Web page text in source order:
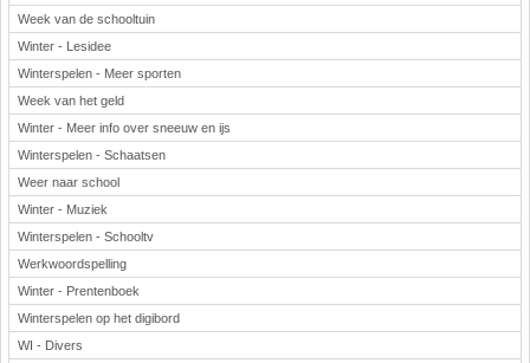
Week van de schooltuin
Winter - Lesidee
Winterspelen - Meer sporten
Week van het geld
Winter - Meer info over sneeuw en ijs
Winterspelen - Schaatsen
Weer naar school
Winter - Muziek
Winterspelen - Schooltv
Werkwoordspelling
Winter - Prentenboek
Winterspelen op het digibord
WI - Divers